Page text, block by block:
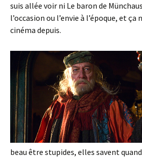
suis allée voir ni Le baron de
l’occasion ou l’envie à l’époque, et ça
cinéma depuis.
beau être stupides, elles savent